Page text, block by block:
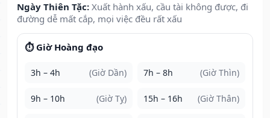
Ngày Thiên Tặc: Xuất hành xấu, cầu tài không được, đi
đường dễ mất cắp, mọi việc đều rất xấu
⏱️ Giờ Hoàng đạo
3h – 4h (Giờ Dần) 7h – 8h (Giờ Thìn)
9h – 10h (Giờ Tỵ) 15h – 16h (Giờ Thân)